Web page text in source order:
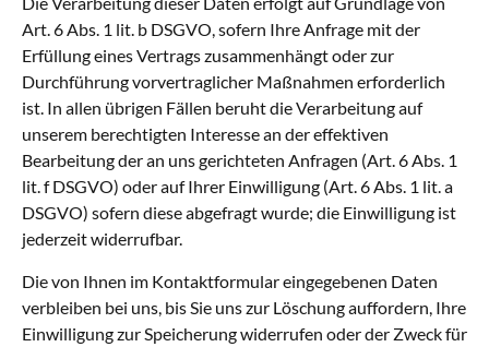
Art. 6 Abs. 1 lit. b DSGVO, sofern Ihre Anfrage mit der
Erfüllung eines Vertrags zusammenhängt oder zur
Durchführung vorvertraglicher Maßnahmen erforderlich
ist. In allen übrigen Fällen beruht die Verarbeitung auf
unserem berechtigten Interesse an der effektiven
Bearbeitung der an uns gerichteten Anfragen (Art. 6 Abs. 1
lit. f DSGVO) oder auf Ihrer Einwilligung (Art. 6 Abs. 1 lit. a
DSGVO) sofern diese abgefragt wurde; die Einwilligung ist
jederzeit widerrufbar.
Die von Ihnen im Kontaktformular eingegebenen Daten
verbleiben bei uns, bis Sie uns zur Löschung auffordern, Ihre
Einwilligung zur Speicherung widerrufen oder der Zweck für